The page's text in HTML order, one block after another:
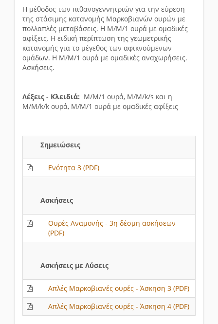
Η μέθοδος των πιθανογεννητριών για την εύρεση
της στάσιμης κατανομής Μαρκοβιανών ουρών με
πολλαπλές μεταβάσεις. Η Μ/Μ/1 ουρά με ομαδικές
αφίξεις. Η ειδική περίπτωση της γεωμετρικής
κατανομής για το μέγεθος των αφικνούμενων
ομάδων. Η Μ/Μ/1 ουρά με ομαδικές αναχωρήσεις.
Ασκήσεις.
Λέξεις - Κλειδιά: Μ/Μ/1 ουρά, M/M/k/s και η
M/M/k/k ουρά, Μ/Μ/1 ουρά με ομαδικές αφίξεις
Σημειώσεις
Ενότητα 3 (PDF)
Ασκήσεις
Ουρές Αναμονής - 3η δέσμη ασκήσεων
(PDF)
Ασκήσεις με Λύσεις
Απλές Μαρκοβιανές oυρές - Άσκηση 3 (PDF)
Απλές Μαρκοβιανές oυρές - Άσκηση 4 (PDF)